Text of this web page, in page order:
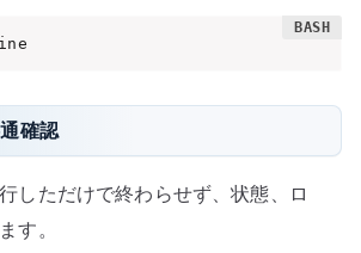
確認
しただけで終わらせず、状態、ロ
す。